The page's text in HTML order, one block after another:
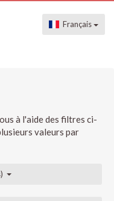
Français
à l'aide des filtres ci-
valeurs par